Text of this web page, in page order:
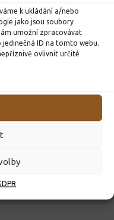
k ukládání a/nebo
jako jsou soubory
umožní zpracovávat
ID na tomto webu.
ovlivnit určité